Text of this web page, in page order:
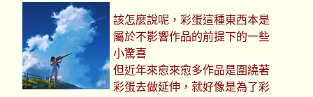
該怎麼說呢，彩蛋這種東西本是
屬於不影響作品的前提下的一些
小驚喜
但近年來愈來愈多作品是圍繞著
彩蛋去做延伸，就好像是為了彩